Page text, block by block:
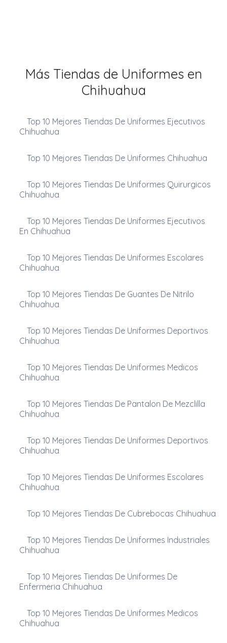
Más Tiendas de Uniformes en
Chihuahua
Top 10 Mejores Tiendas De Uniformes Ejecutivos
Chihuahua
Top 10 Mejores Tiendas De Uniformes Chihuahua
Top 10 Mejores Tiendas De Uniformes Quirurgicos
Chihuahua
Top 10 Mejores Tiendas De Uniformes Ejecutivos
En Chihuahua
Top 10 Mejores Tiendas De Uniformes Escolares
Chihuahua
Top 10 Mejores Tiendas De Guantes De Nitrilo
Chihuahua
Top 10 Mejores Tiendas De Uniformes Deportivos
Chihuahua
Top 10 Mejores Tiendas De Uniformes Medicos
Chihuahua
Top 10 Mejores Tiendas De Pantalon De Mezclilla
Chihuahua
Top 10 Mejores Tiendas De Uniformes Deportivos
Chihuahua
Top 10 Mejores Tiendas De Uniformes Escolares
Chihuahua
Top 10 Mejores Tiendas De Cubrebocas Chihuahua
Top 10 Mejores Tiendas De Uniformes Industriales
Chihuahua
Top 10 Mejores Tiendas De Uniformes De
Enfermeria Chihuahua
Top 10 Mejores Tiendas De Uniformes Medicos
Chihuahua